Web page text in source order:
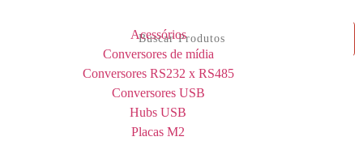
Acessórios
Conversores de mídia
Conversores RS232 x RS485
Conversores USB
Hubs USB
Placas M2